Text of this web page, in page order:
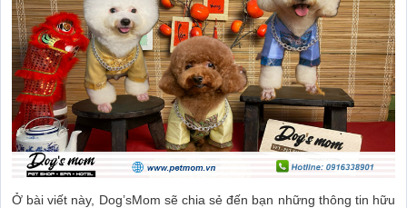
Ở bài viết này, Dog’sMom sẽ chia sẻ đến bạn những thông tin hữu